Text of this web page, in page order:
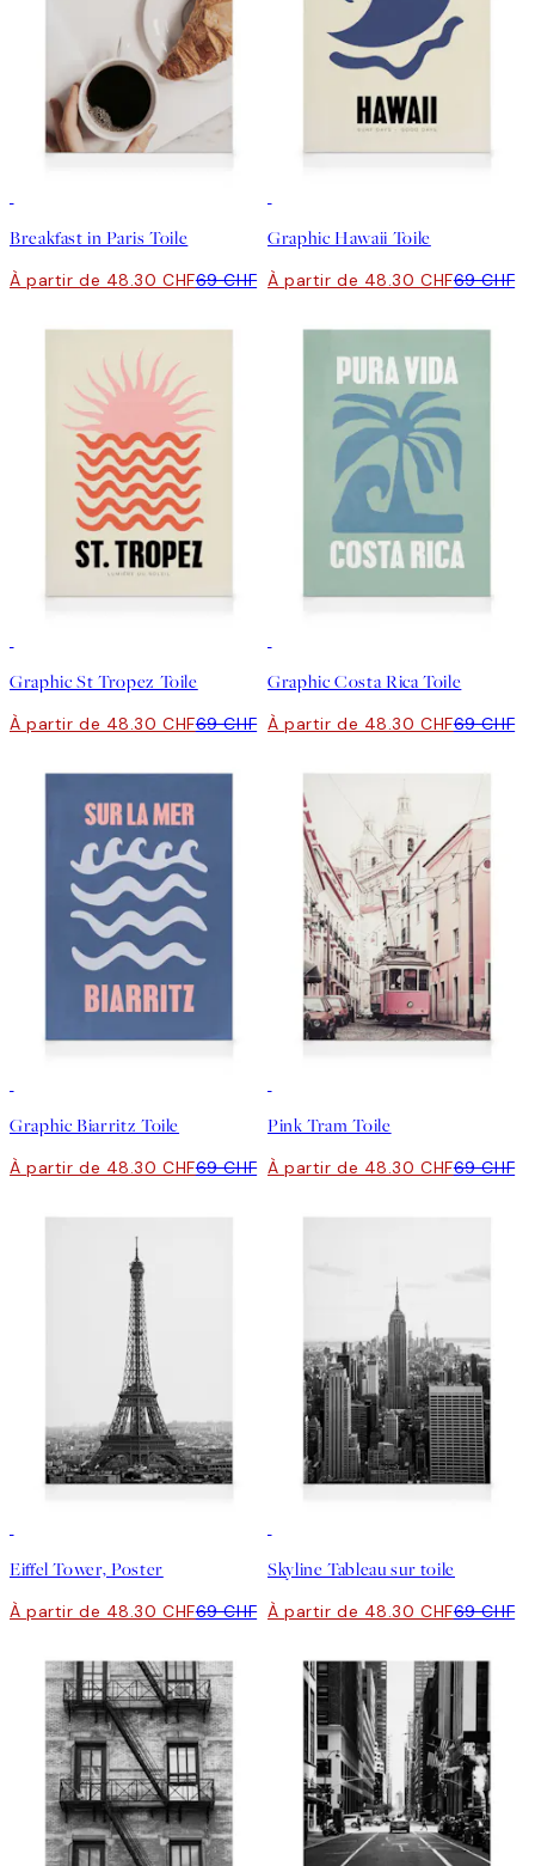
Breakfast in Paris Toile
À partir de 48.30 CHF69 CHF
Graphic Hawaii Toile
À partir de 48.30 CHF69 CHF
Graphic St Tropez Toile
À partir de 48.30 CHF69 CHF
Graphic Costa Rica Toile
À partir de 48.30 CHF69 CHF
Graphic Biarritz Toile
À partir de 48.30 CHF69 CHF
Pink Tram Toile
À partir de 48.30 CHF69 CHF
Eiffel Tower, Poster
À partir de 48.30 CHF69 CHF
Skyline Tableau sur toile
À partir de 48.30 CHF69 CHF